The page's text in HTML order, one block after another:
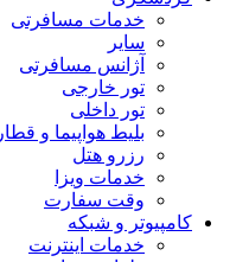
خدمات مسافرتی
سایر
آژانس مسافرتی
تور خارجی
تور داخلی
بلیط هواپیما و قطار
رزرو هتل
خدمات ویزا
وقت سفارت
کامپیوتر و شبکه
خدمات اینترنت